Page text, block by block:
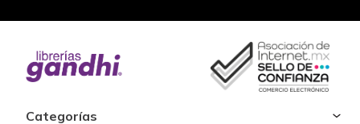
Categorías